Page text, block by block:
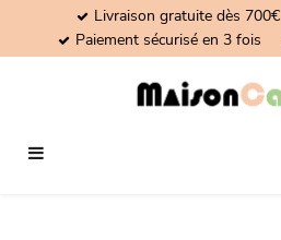
Livraison gratuite dès 700€
Paiement sécurisé en 3 fois
Basculer
☰